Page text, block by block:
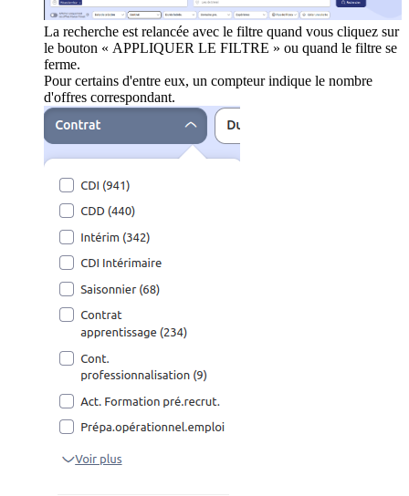
La recherche est relancée avec le filtre quand vous cliquez sur
le bouton « APPLIQUER LE FILTRE » ou quand le filtre se
ferme.
Pour certains d'entre eux, un compteur indique le nombre
d'offres correspondant.